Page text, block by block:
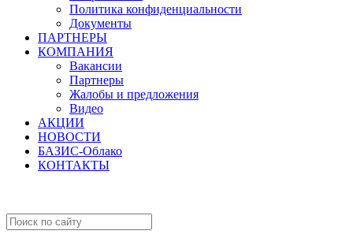
Политика конфиденциальности
Документы
ПАРТНЕРЫ
КОМПАНИЯ
Вакансии
Партнеры
Жалобы и предложения
Видео
АКЦИИ
НОВОСТИ
БАЗИС-Облако
КОНТАКТЫ